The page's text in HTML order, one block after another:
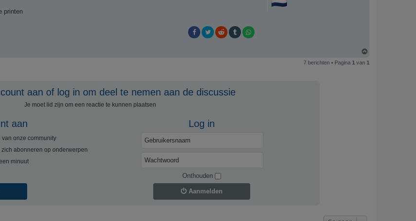
printen
h
7 berichten • Pagina 1 van 1
aan of log in om deel te nemen aan de discussie
Je moet lid zijn om een ​​reactie te kunnen plaatsen
aan
onze community
abonneren op onderwerpen
minuut
Log in
Onthouden
Aanmelden